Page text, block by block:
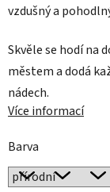
vzdušný a
Skvěle se hodí na
městem a dodá
nádech.
Více informací
Barva